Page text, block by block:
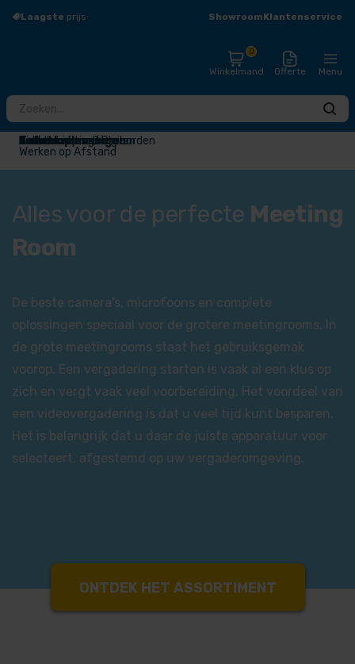
Laagste prijs Grootassortiment
ShowroomKlantenservice
Winkelmand
0
Offerte Menu
Totaaloplossingen
Touchscreens / Digiborden
Presentatieschermen
Audio
Draadloos presenteren
Videoconferentie
Narrowcasting
Accessoires
Outlet
Werken op Afstand
Alles voor de perfecte Meeting
Room
De beste camera’s, microfoons en complete
oplossingen speciaal voor de grotere meetingrooms. In
de grote meetingrooms staat het gebruiksgemak
voorop. Een vergadering starten is vaak al een klus op
zich en vergt vaak veel voorbereiding. Het voordeel van
een videovergadering is dat u veel tijd kunt besparen.
Het is belangrijk dat u daar de juiste apparatuur voor
selecteert, afgestemd op uw vergaderomgeving.
ONTDEK HET ASSORTIMENT